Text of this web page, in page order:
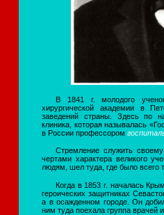
В 1841 г. молодого
хирургической академии в
заведений страны. Здесь по
клиника, которая называлась
в России профессором
Стремление служить
чертами характера великого
людям, шел туда, где было всего
Когда в 1853 г. началась
героических защитниках
а в осажденном городе. Он
ним туда поехала группа врачей